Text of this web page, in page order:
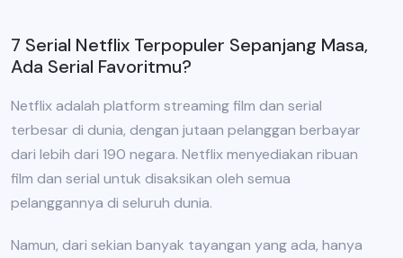
7 Serial Netflix Terpopuler Sepanjang Masa,
Ada Serial Favoritmu?
Netflix adalah platform streaming film dan serial
terbesar di dunia, dengan jutaan pelanggan berbayar
dari lebih dari 190 negara. Netflix menyediakan ribuan
film dan serial untuk disaksikan oleh semua
pelanggannya di seluruh dunia.
Namun, dari sekian banyak tayangan yang ada, hanya